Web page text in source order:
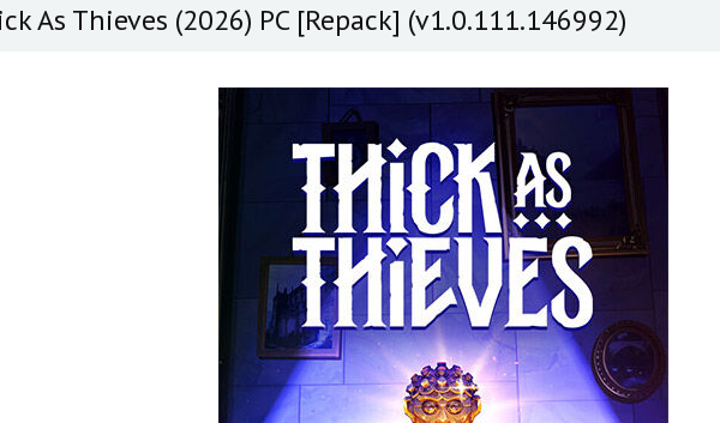
As Thieves (2026) PC [Repack] (v1.0.111.146992)